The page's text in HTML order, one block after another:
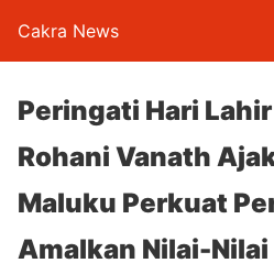
Cakra News
Peringati Hari
Rohani Vanath
Maluku Perkuat
Amalkan Nilai-